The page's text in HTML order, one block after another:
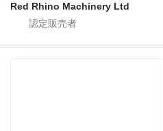
Red Rhino Machinery Ltd